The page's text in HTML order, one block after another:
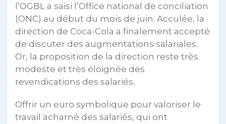
l’OGBL a saisi l’Office national de conciliation
(ONC) au début du mois de juin. Acculée, la
direction de Coca-Cola a finalement accepté
de discuter des augmentations salariales.
Or, la proposition de la direction reste très
modeste et très éloignée des
revendications des salariés.
Offrir un euro symbolique pour valoriser le
travail acharné des salariés, qui ont